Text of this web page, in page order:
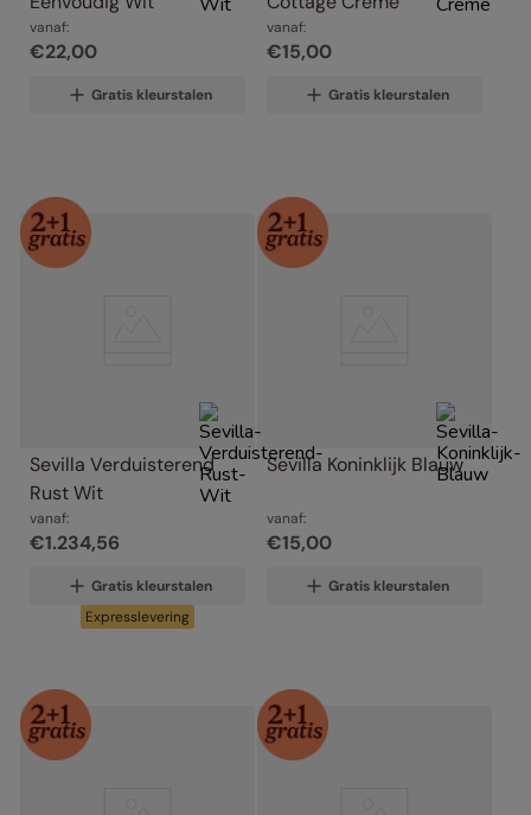
vanaf:
€22,00
Gratis kleurstalen
vanaf:
€15,00
Gratis kleurstalen
Sevilla Verduisterend
Rust Wit
vanaf:
€1.234,56
Gratis kleurstalen
Expresslevering
Sevilla Koninklijk Blauw
vanaf:
€15,00
Gratis kleurstalen